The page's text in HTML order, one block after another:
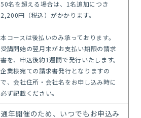
50名を超える場合は、1名追加につき
2,200円（税込）がかかります。
本コースは後払いのみ承っております。
受講開始の翌月末がお支払い期限の請求
書を、申込後約1週間で発行いたします。
企業様宛ての請求書発行となりますの
で、会社住所・会社名をお申し込み時に
必ず記載ください。
通年開催のため、いつでもお申込み